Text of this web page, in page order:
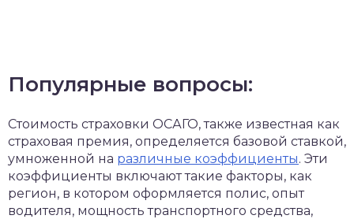
Популярные вопросы:
Стоимость страховки ОСАГО, также известная как
страховая премия, определяется базовой ставкой,
умноженной на различные коэффициенты. Эти
коэффициенты включают такие факторы, как
регион, в котором оформляется полис, опыт
водителя, мощность транспортного средства,